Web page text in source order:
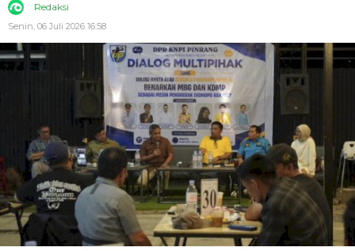
Redaksi
Senin, 06 Juli 2026 16:58